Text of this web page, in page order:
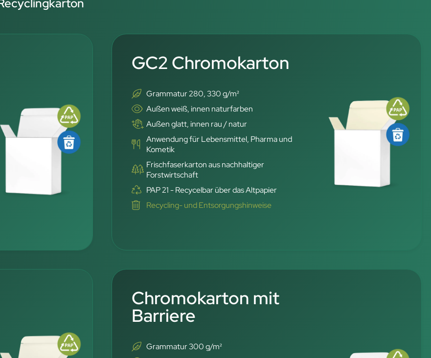
GC2 Chromokarton
Grammatur 280, 330 g/m²
Außen weiß, innen naturfarben
Außen glatt, innen rau / natur
Anwendung für Lebensmittel, Pharma und
Kometik
Frischfaserkarton aus nachhaltiger
Forstwirtschaft
PAP 21 - Recycelbar über das Altpapier
Recycling- und Entsorgungshinweise
Chromokarton mit
Barriere
Grammatur 300 g/m²